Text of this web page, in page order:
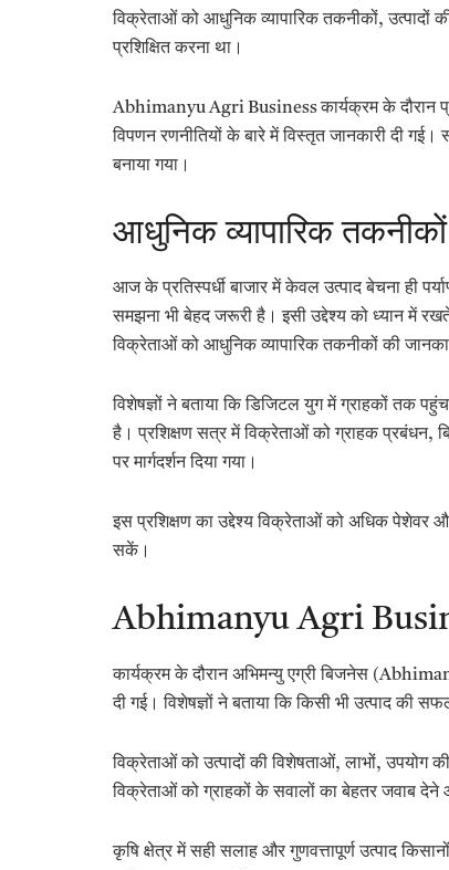
विक्रेताओं को आधुनिक व्यापारिक तकनीकों, उत्पादों
प्रशिक्षित करना था।
Abhimanyu Agri Business कार्यक्रम के दौरान
विपणन रणनीतियों के बारे में विस्तृत जानकारी दी
बनाया गया।
आधुनिक व्यापारिक तकनीकों
आज के प्रतिस्पर्धी बाजार में केवल उत्पाद बेचना ही
समझना भी बेहद जरूरी है। इसी उद्देश्य को ध्यान में
विक्रेताओं को आधुनिक व्यापारिक तकनीकों की
विशेषज्ञों ने बताया कि डिजिटल युग में ग्राहकों तक
है। प्रशिक्षण सत्र में विक्रेताओं को ग्राहक प्रबंधन,
पर मार्गदर्शन दिया गया।
इस प्रशिक्षण का उद्देश्य विक्रेताओं को अधिक पेशेवर
सकें।
Abhimanyu Agri
कार्यक्रम के दौरान अभिमन्यु एग्री बिजनेस
दी गई। विशेषज्ञों ने बताया कि किसी भी उत्पाद की
विक्रेताओं को उत्पादों की विशेषताओं, लाभों, उपयोग
विक्रेताओं को ग्राहकों के सवालों का बेहतर जवाब देने
कृषि क्षेत्र में सही सलाह और गुणवत्तापूर्ण उत्पाद